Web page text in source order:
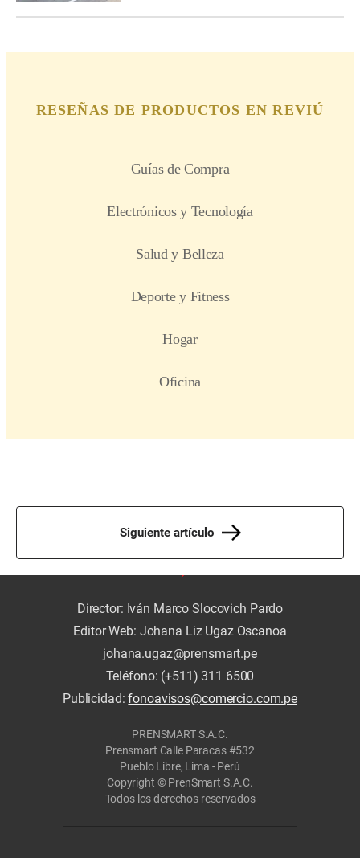
Siguiente artículo
Director: Iván Marco Slocovich Pardo
Editor Web: Johana Liz Ugaz Oscanoa
johana.ugaz@prensmart.pe
Teléfono: (+511) 311 6500
Publicidad:fonoavisos@comercio.com.pe
PRENSMART S.A.C.
Prensmart Calle Paracas #532
Pueblo Libre, Lima - Perú
Copyright © PrenSmart S.A.C.
Todos los derechos reservados